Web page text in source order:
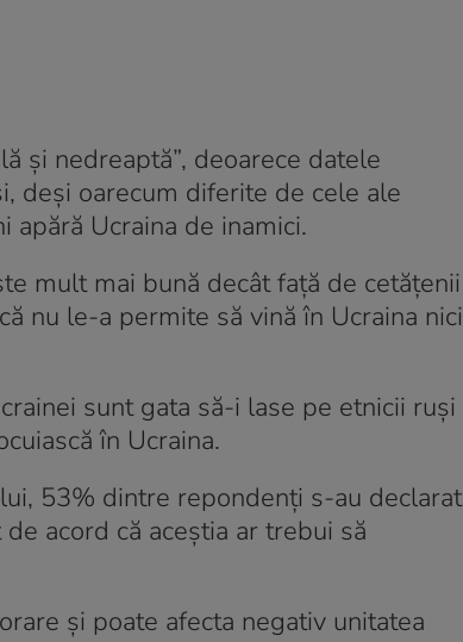
și nedreaptă”, deoarece datele
deși oarecum diferite de cele ale
apără Ucraina de inamici.
mult mai bună decât față de cetățenii
nu le-a permite să vină în Ucraina nici
sunt gata să-i lase pe etnicii ruși
în Ucraina.
53% dintre repondenți s-au declarat
acord că aceștia ar trebui să
și poate afecta negativ unitatea